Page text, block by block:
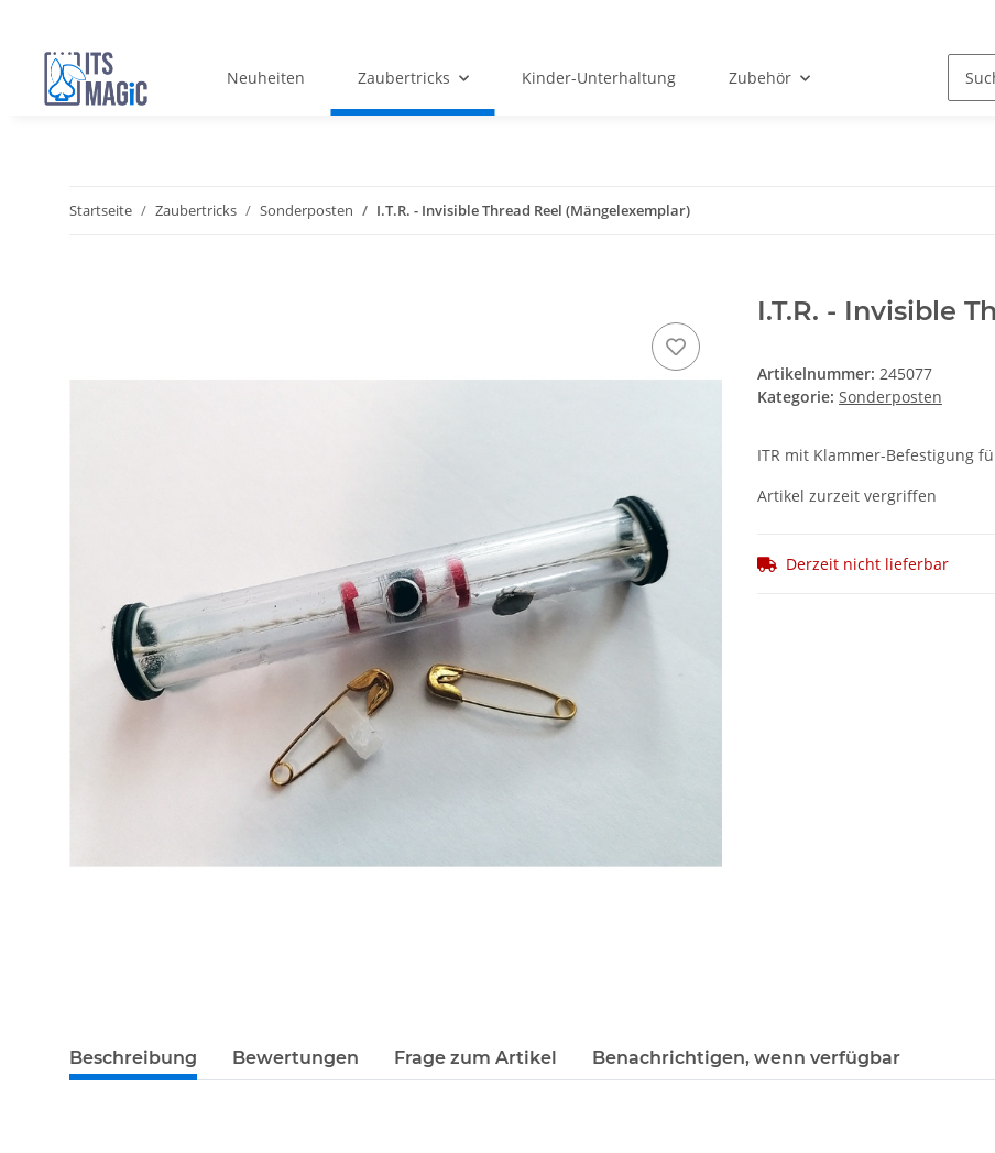
Neuheiten Zaubertricks Kinder-Unterhaltung Zubehör
Startseite Zaubertricks Sonderposten I.T.R. - Invisible Thread Reel (Mängelexemplar)
I.T.R. - Invisible
Artikelnummer: 245077
Kategorie: Sonderposten
ITR mit Klammer-Befestigung
Artikel zurzeit vergriffen
Derzeit nicht lieferbar
Beschreibung Bewertungen Frage zum Artikel Benachrichtigen, wenn verfügbar